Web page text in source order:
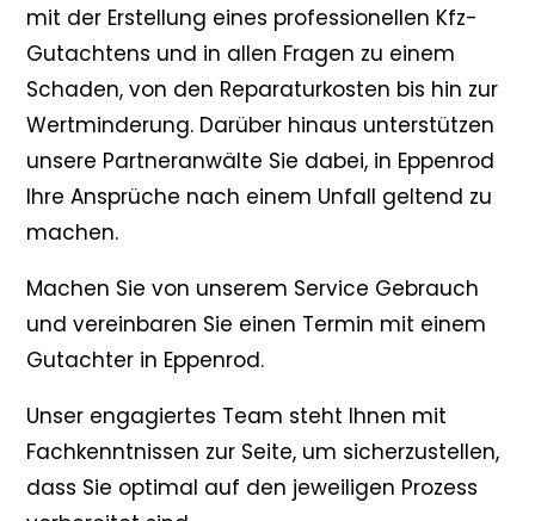
mit der Erstellung eines professionellen Kfz-
Gutachtens und in allen Fragen zu einem
Schaden, von den Reparaturkosten bis hin zur
Wertminderung. Darüber hinaus unterstützen
unsere Partneranwälte Sie dabei, in Eppenrod
Ihre Ansprüche nach einem Unfall geltend zu
machen.
Machen Sie von unserem Service Gebrauch
und vereinbaren Sie einen Termin mit einem
Gutachter in Eppenrod.
Unser engagiertes Team steht Ihnen mit
Fachkenntnissen zur Seite, um sicherzustellen,
dass Sie optimal auf den jeweiligen Prozess